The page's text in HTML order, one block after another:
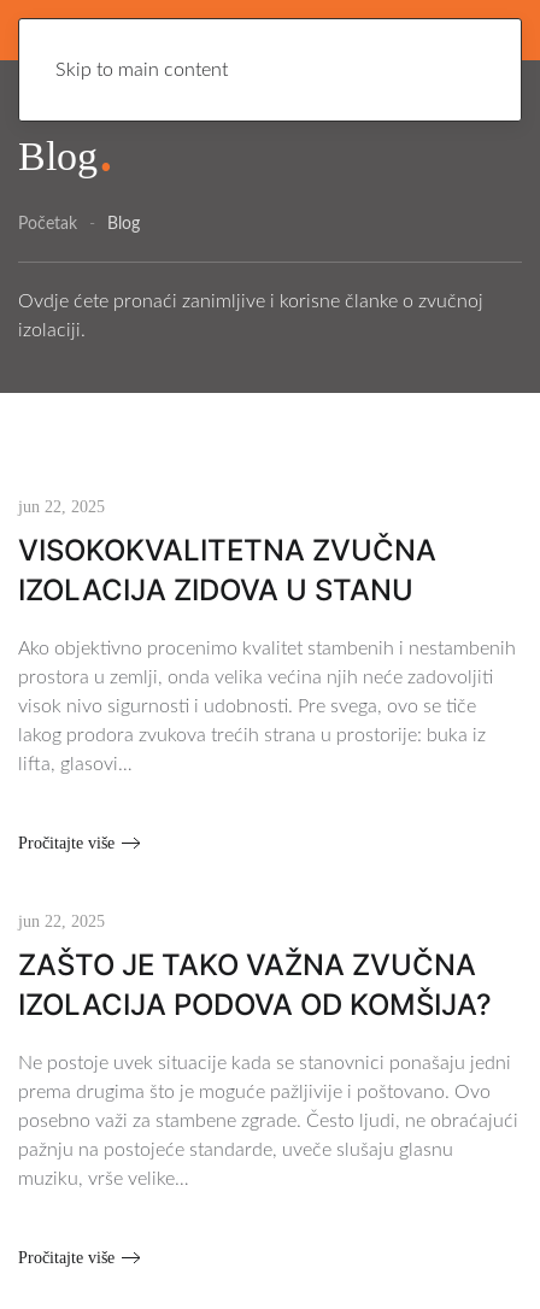
Skip to main content
Blog.
Početak Blog
Ovdje ćete pronaći zanimljive i korisne članke o zvučnoj
izolaciji.
jun 22, 2025
VISOKOKVALITETNA ZVUČNA
IZOLACIJA ZIDOVA U STANU
Ako objektivno procenimo kvalitet stambenih i nestambenih
prostora u zemlji, onda velika većina njih neće zadovoljiti
visok nivo sigurnosti i udobnosti. Pre svega, ovo se tiče
lakog prodora zvukova trećih strana u prostorije: buka iz
lifta, glasovi…
Pročitajte više
jun 22, 2025
ZAŠTO JE TAKO VAŽNA ZVUČNA
IZOLACIJA PODOVA OD KOMŠIJA?
Ne postoje uvek situacije kada se stanovnici ponašaju jedni
prema drugima što je moguće pažljivije i poštovano. Ovo
posebno važi za stambene zgrade. Često ljudi, ne obraćajući
pažnju na postojeće standarde, uveče slušaju glasnu
muziku, vrše velike…
Pročitajte više